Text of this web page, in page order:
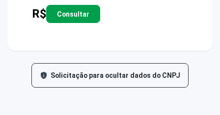
R$ Consultar
Solicitação para ocultar dados do CNPJ